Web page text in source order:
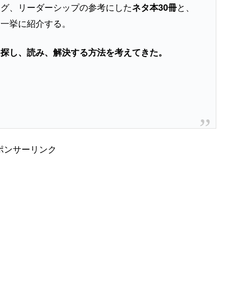
、リーダーシップの参考にしたネタ本30冊と、
挙に紹介する。
し、読み、解決する方法を考えてきた。
ンサーリンク